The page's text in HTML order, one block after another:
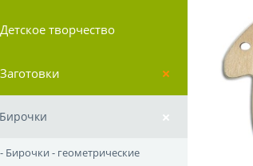
Детское творчество
Заготовки
- Бирочки - геометрические